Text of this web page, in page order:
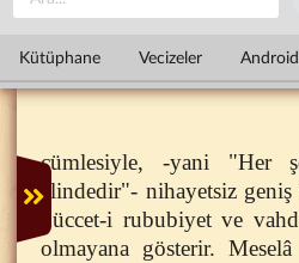
Kütüphane Vecizeler Android
cümlesiyle, -yani "Her
elindedir"- nihayetsiz
hüccet-i rububiyet ve
olmayana gösterir.